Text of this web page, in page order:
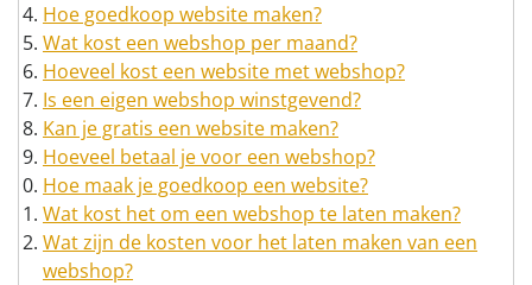
Hoe goedkoop website maken?
Wat kost een webshop per maand?
Hoeveel kost een website met webshop?
Is een eigen webshop winstgevend?
Kan je gratis een website maken?
Hoeveel betaal je voor een webshop?
Hoe maak je goedkoop een website?
Wat kost het om een webshop te laten maken?
Wat zijn de kosten voor het laten maken van een
webshop?